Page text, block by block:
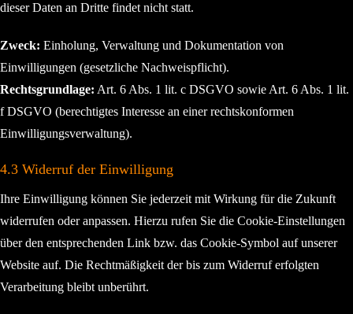
dieser Daten an Dritte findet nicht statt.
Zweck: Einholung, Verwaltung und Dokumentation von
Einwilligungen (gesetzliche Nachweispflicht).
Rechtsgrundlage: Art. 6 Abs. 1 lit. c DSGVO sowie Art. 6 Abs. 1 lit.
f DSGVO (berechtigtes Interesse an einer rechtskonformen
Einwilligungsverwaltung).
4.3 Widerruf der Einwilligung
Ihre Einwilligung können Sie jederzeit mit Wirkung für die Zukunft
widerrufen oder anpassen. Hierzu rufen Sie die Cookie-Einstellungen
über den entsprechenden Link bzw. das Cookie-Symbol auf unserer
Website auf. Die Rechtmäßigkeit der bis zum Widerruf erfolgten
Verarbeitung bleibt unberührt.